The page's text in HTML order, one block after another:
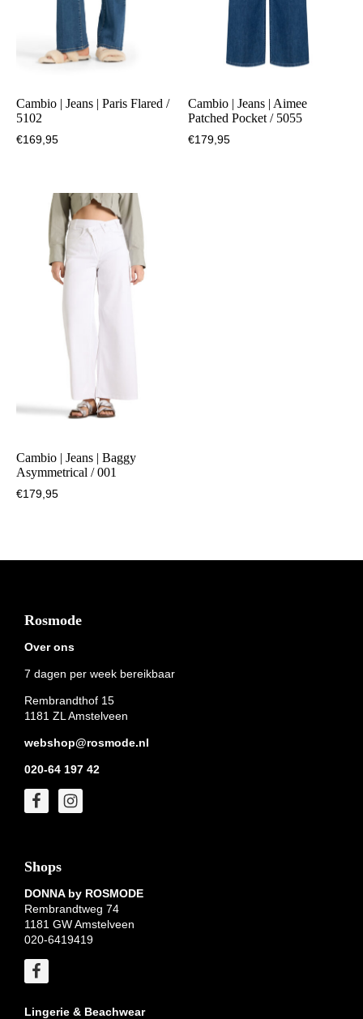
Cambio | Jeans | Paris Flared /
5102
€169,95
Cambio | Jeans | Aimee
Patched Pocket / 5055
€179,95
Cambio | Jeans | Baggy
Asymmetrical / 001
€179,95
Footer
Rosmode
Over ons
7 dagen per week bereikbaar
Rembrandthof 15
1181 ZL Amstelveen
webshop@rosmode.nl
020-64 197 42
Shops
DONNA by ROSMODE
Rembrandtweg 74
1181 GW Amstelveen
020-6419419
Lingerie & Beachwear